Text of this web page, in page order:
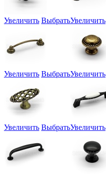
Увеличить ВыбратьУвеличить
Увеличить ВыбратьУвеличить
Увеличить ВыбратьУвеличить